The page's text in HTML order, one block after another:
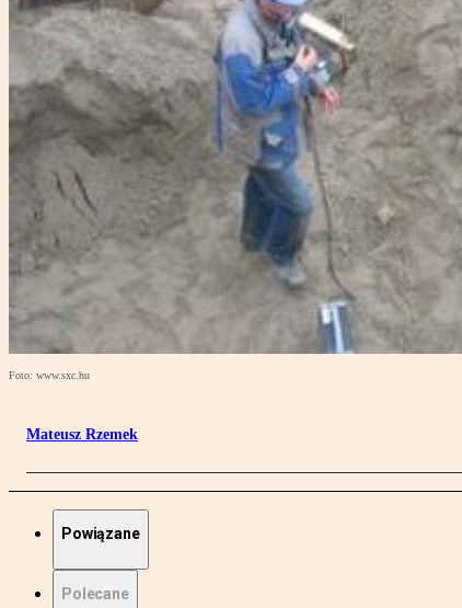
Foto: www.sxc.hu
Mateusz Rzemek
Powiązane
Polecane